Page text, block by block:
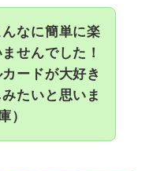
なに簡単に楽
せんでした！
ードが大好き
たいと思いま
）